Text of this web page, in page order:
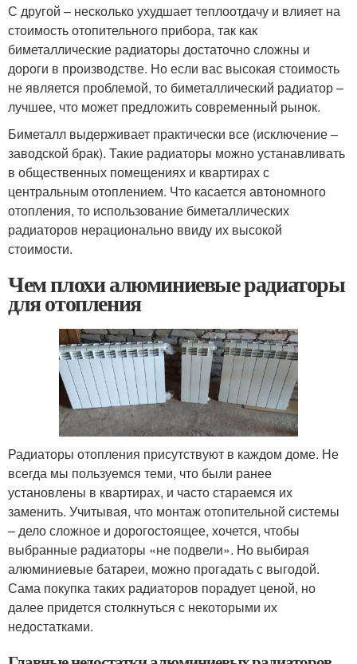
С другой – несколько ухудшает теплоотдачу и влияет на
стоимость отопительного прибора, так как
биметаллические радиаторы достаточно сложны и
дороги в производстве. Но если вас высокая стоимость
не является проблемой, то биметаллический радиатор –
лучшее, что может предложить современный рынок.
Биметалл выдерживает практически все (исключение –
заводской брак). Такие радиаторы можно устанавливать
в общественных помещениях и квартирах с
центральным отоплением. Что касается автономного
отопления, то использование биметаллических
радиаторов нерационально ввиду их высокой
стоимости.
Чем плохи алюминиевые радиаторы
для отопления
Радиаторы отопления присутствуют в каждом доме. Не
всегда мы пользуемся теми, что были ранее
установлены в квартирах, и часто стараемся их
заменить. Учитывая, что монтаж отопительной системы
– дело сложное и дорогостоящее, хочется, чтобы
выбранные радиаторы «не подвели». Но выбирая
алюминиевые батареи, можно прогадать с выгодой.
Сама покупка таких радиаторов порадует ценой, но
далее придется столкнуться с некоторыми их
недостатками.